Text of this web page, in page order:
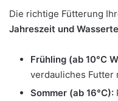
Die richtige Fütterung
Jahreszeit und
Frühling (ab 10°C
verdauliches Futter
Sommer (ab 16°C):